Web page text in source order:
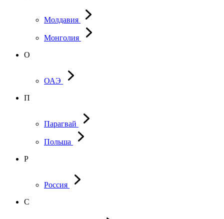
Молдавия
Монголия
О
ОАЭ
П
Парагвай
Польша
Р
Россия
С